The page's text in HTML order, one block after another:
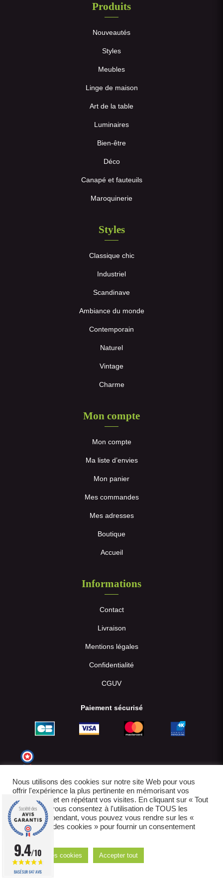
Produits
Nouveautés
Styles
Meubles
Linge de maison
Art de la table
Luminaires
Bien-être
Déco
Canapé et fauteuils
Maroquinerie
Styles
Classique chic
Industriel
Scandinave
Ambiance du monde
Contemporain
Naturel
Vintage
Charme
Mon compte
Mon compte
Ma liste d’envies
Mon panier
Mes commandes
Mes adresses
Boutique
Accueil
Informations
Contact
Livraison
Mentions légales
Confidentialité
CGUV
Paiement sécurisé
E-boutique créée par IDCOMWEB avec
Nous utilisons des cookies sur notre site Web pour vous
offrir l'expérience la plus pertinente en mémorisant vos
préférences et en répétant vos visites. En cliquant sur « Tout
accepter », vous consentez à l'utilisation de TOUS les
cookies. Cependant, vous pouvez vous rendre sur les «
Paramètres des cookies » pour fournir un consentement
contrôlé.
Réglages des cookies Accepter tout
9.4/10
BASÉ SUR 647 AVIS